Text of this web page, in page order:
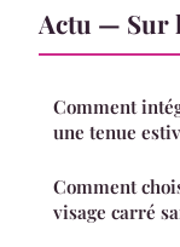
Actu — Sur
Comment
une tenue
Comment
visage carré